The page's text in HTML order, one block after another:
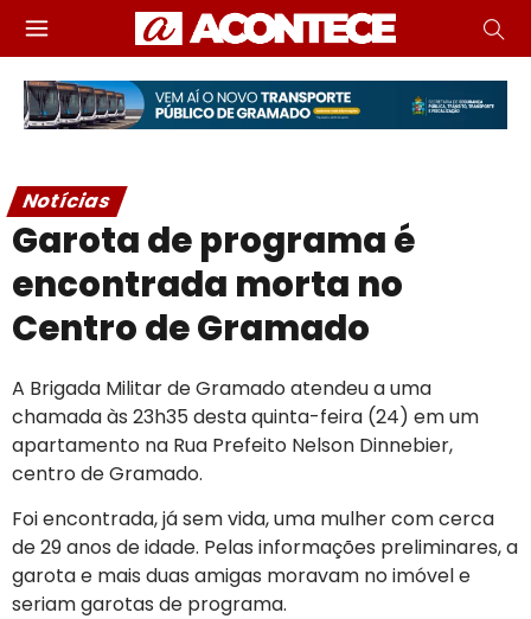
Notícias
Garota de programa é
encontrada morta no
Centro de Gramado
A Brigada Militar de Gramado atendeu a uma
chamada às 23h35 desta quinta-feira (24) em um
apartamento na Rua Prefeito Nelson Dinnebier,
centro de Gramado.
Foi encontrada, já sem vida, uma mulher com cerca
de 29 anos de idade. Pelas informações preliminares, a
garota e mais duas amigas moravam no imóvel e
seriam garotas de programa.